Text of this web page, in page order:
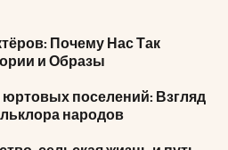
Почему Нас Так
и Образы
юртовых поселений: Взгляд
народов